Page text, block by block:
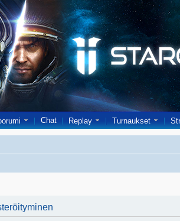
Chat Replay Turnaukset